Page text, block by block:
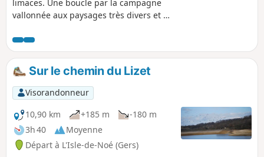
limaces. Une boucle par la campagne
vallonnée aux paysages très divers et de
par temps clair. La randonnée se
déroule pour moitié sur des chemins
goudronnés avec très peu de
circulation.
Sur le chemin du Lizet
Visorandonneur
10,90 km
+185 m
-180 m
3h 40
Moyenne
Départ à L'Isle-de-Noé (Gers)